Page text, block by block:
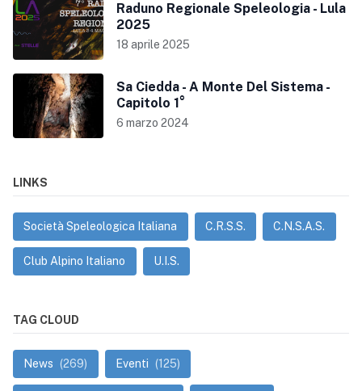
Raduno Regionale Speleologia - Lula
2025
18 aprile 2025
Sa Ciedda - A Monte Del Sistema -
Capitolo 1°
6 marzo 2024
LINKS
Società Speleologica Italiana C.R.S.S. C.N.S.A.S.
Club Alpino Italiano U.I.S.
TAG CLOUD
News (269) Eventi (125)